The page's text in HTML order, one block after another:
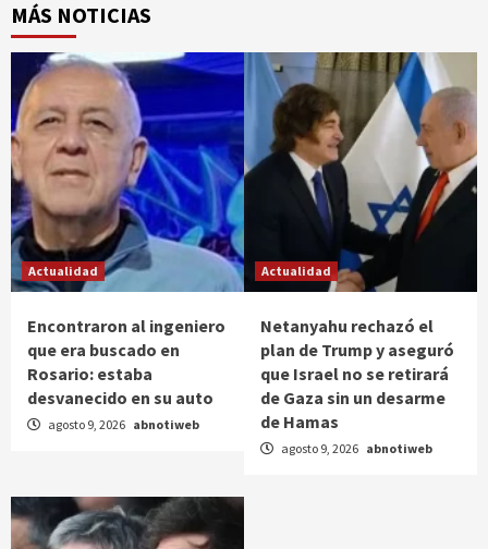
MÁS NOTICIAS
Actualidad
Encontraron al ingeniero
que era buscado en
Rosario: estaba
desvanecido en su auto
agosto 9, 2026 abnotiweb
Actualidad
Netanyahu rechazó el
plan de Trump y aseguró
que Israel no se retirará
de Gaza sin un desarme
de Hamas
agosto 9, 2026 abnotiweb